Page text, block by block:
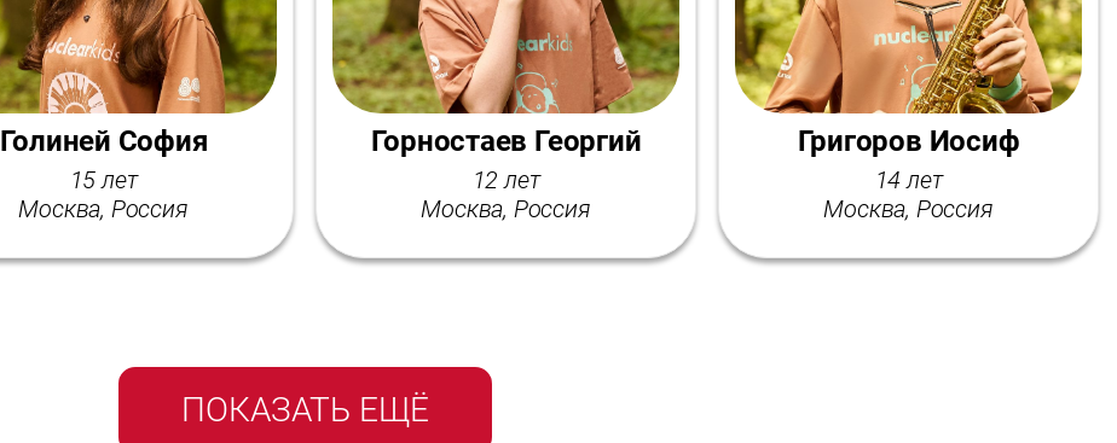
Голиней София
15 лет
Москва, Россия
Горностаев Георгий
12 лет
Москва, Россия
Григоров Иосиф
14 лет
Москва, Россия
ПОКАЗАТЬ ЕЩЁ